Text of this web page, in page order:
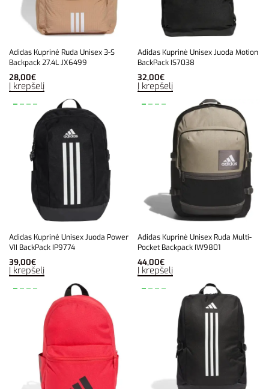
Adidas Kuprinė Ruda Unisex 3-S
Backpack 27.4L JX6499
28,00€
Į krepšelį
Adidas Kuprinė Unisex Juoda Motion
BackPack IS7038
32,00€
Į krepšelį
Adidas Kuprinė Unisex Juoda Power
VII BackPack IP9774
39,00€
Į krepšelį
Adidas Kuprinė Unisex Ruda Multi-
Pocket Backpack IW9801
44,00€
Į krepšelį